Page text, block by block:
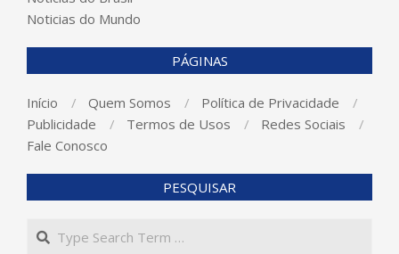
Noticias do Mundo
PÁGINAS
Início Quem Somos
Política de Privacidade
Publicidade
Termos de Usos
Redes Sociais
Fale Conosco
PESQUISAR
Search